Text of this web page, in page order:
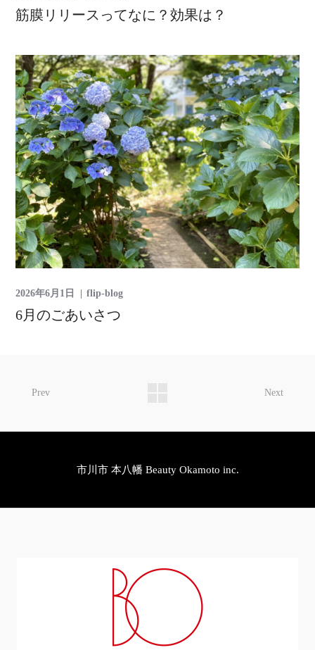
筋膜リリースってなに？効果は？
2026年6月1日 flip-blog
6月のごあいさつ
Prev Next
市川市 本八幡 Beauty Okamoto inc.